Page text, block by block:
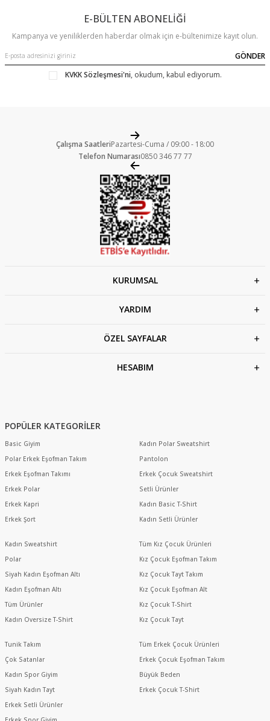
E-BÜLTEN ABONELİĞİ
Kampanya ve yeniliklerden haberdar olmak için e-bültenimize kayıt olun.
GÖNDER
KVKK Sözleşmesi'ni, okudum, kabul ediyorum.
Çalışma SaatleriPazartesi-Cuma / 09:00 - 18:00
Telefon Numarası0850 346 77 77
KURUMSAL
YARDIM
ÖZEL SAYFALAR
HESABIM
POPÜLER KATEGORİLER
Basic Giyim
Polar Erkek Eşofman Takım
Erkek Eşofman Takımı
Erkek Polar
Erkek Kapri
Erkek Şort
Kadın Sweatshirt
Polar
Siyah Kadın Eşofman Altı
Kadın Eşofman Altı
Tüm Ürünler
Kadın Oversize T-Shirt
Tunik Takım
Çok Satanlar
Kadın Spor Giyim
Siyah Kadın Tayt
Erkek Setli Ürünler
Kadın Polar Sweatshirt
Pantolon
Erkek Çocuk Sweatshirt
Setli Ürünler
Kadın Basic T-Shirt
Kadın Setli Ürünler
Tüm Kız Çocuk Ürünleri
Kız Çocuk Eşofman Takım
Kız Çocuk Tayt Takım
Kız Çocuk Eşofman Alt
Kız Çocuk T-Shirt
Kız Çocuk Tayt
Tüm Erkek Çocuk Ürünleri
Erkek Çocuk Eşofman Takım
Büyük Beden
Erkek Çocuk T-Shirt